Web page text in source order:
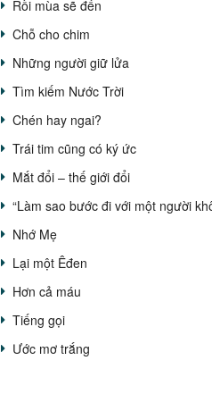
Rồi mùa sẽ đến
Chỗ cho chim
Những người giữ lửa
Tìm kiếm Nước Trời
Chén hay ngai?
Trái tim cũng có ký ức
Mắt đổi – thế giới đổi
“Làm sao bước đi với một người
Nhớ Mẹ
Lại một Êđen
Hơn cả máu
Tiếng gọi
Ước mơ trắng